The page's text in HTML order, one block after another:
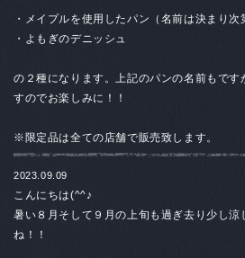
・メイプルを使用したパン（名前は決まり次
・よもぎのデニッシュ
の２種になります。上記のパンの名前もです
すのでお楽しみに！！
※限定品は全ての店舗で販売致します。
2023.09.09
こんにちは(^^♪
暑い８月そして９月の上旬も過ぎ去り少し涼
ね！！